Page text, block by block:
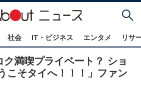
社会 IT・ビジネス エンタメ リサ
満喫プライベート？ ショ
こそタイへ！！！」ファン